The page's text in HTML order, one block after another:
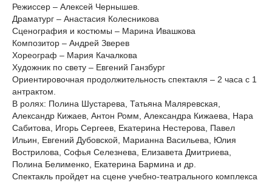
Режиссер – Алексей Чернышев.
Драматург – Анастасия Колесникова
Сценография и костюмы – Марина Ивашкова
Композитор – Андрей Зверев
Хореограф – Мария Качалкова
Художник по свету – Евгений Ганзбург
Ориентировочная продолжительность спектакля – 2 часа с 1
антрактом.
В ролях: Полина Шустарева, Татьяна Маляревская,
Александр Кижаев, Антон Ромм, Александра Кижаева, Нара
Сабитова, Игорь Сергеев, Екатерина Нестерова, Павел
Ильин, Евгений Дубовской, Марианна Васильева, Юлия
Вострилова, Софья Селезнева, Елизавета Дмитриева,
Полина Белименко, Екатерина Бармина и др.
Спектакль пройдет на сцене учебно-театрального комплекса